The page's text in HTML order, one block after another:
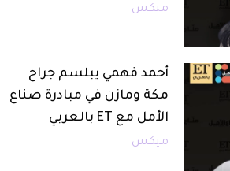
ميكس
أحمد فهمي يبلسم جراح
مكة ومازن في مبادرة صناع
الأمل مع ET بالعربي
ميكس